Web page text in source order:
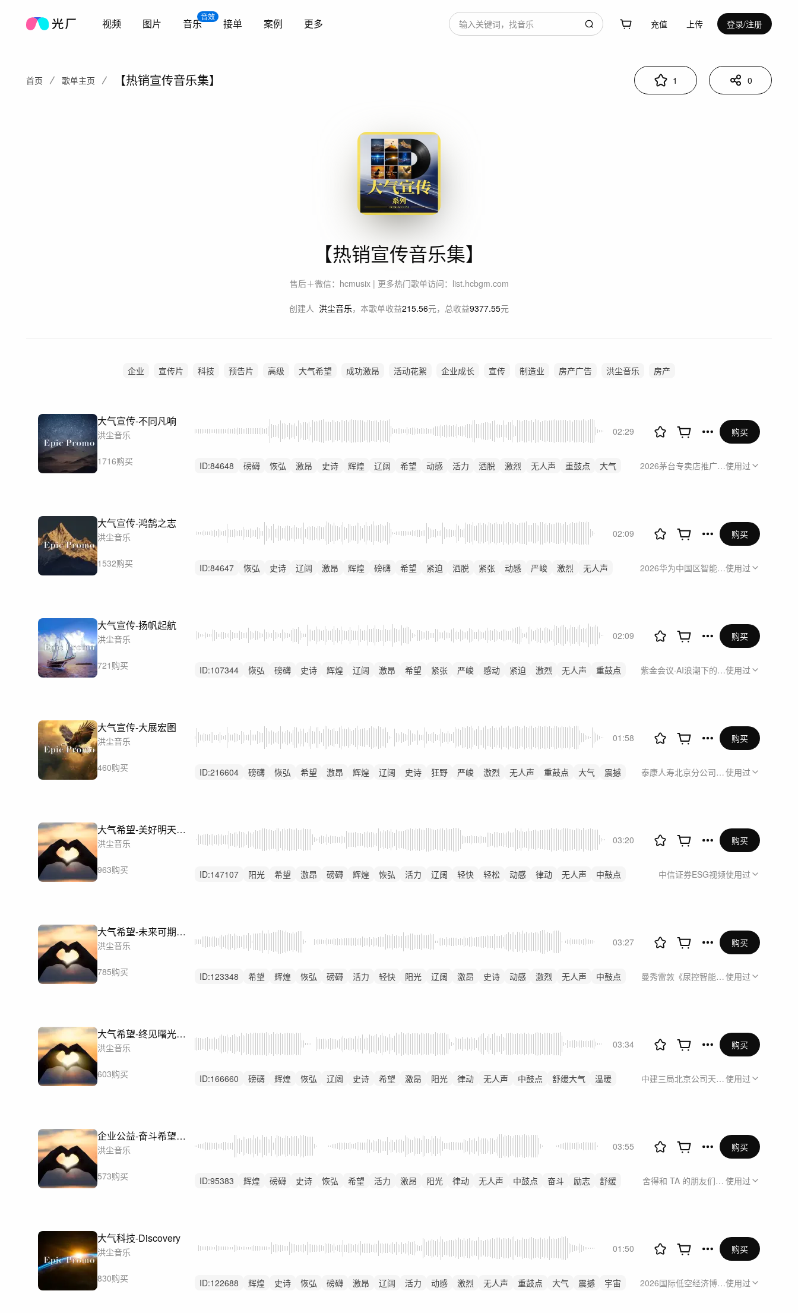
视频 图片
音效
音乐 接单 案例 更多 充值 上传 登录/注册
首页 歌单主页 【热销宣传音乐集】 1 0
【热销宣传音乐集】
售后＋微信：hcmusix | 更多热门歌单访问：list.hcbgm.com
创建人 洪尘音乐， 本歌单收益215.56元，总收益9377.55元
企业 宣传片 科技 预告片 高级 大气希望 成功激昂 活动花絮 企业成长 宣传 制造业 房产广告 洪尘音乐 房产
大气宣传-不同凡响
洪尘音乐
1716购买
02:29
ID:84648 磅礴 恢弘 激昂 史诗 辉煌 辽阔 希望 动感 活力 洒脱 激烈 无人声 重鼓点
大气
购买
2026茅台专卖店推广活动使用过
大气宣传-鸿鹄之志
洪尘音乐
1532购买
02:09
ID:84647 恢弘 史诗 辽阔 激昂 辉煌 磅礴 希望 紧迫 洒脱 紧张 动感 严峻 激烈
无人声
购买
2026华为中国区智能协作短视频运营制作
使用过
大气宣传-扬帆起航
洪尘音乐
721购买
02:09
ID:107344 恢弘 磅礴 史诗 辉煌 辽阔 激昂 希望 紧张 严峻 感动 紧迫 激烈 无人声
重鼓点
购买
紫金会议·AI浪潮下的编程语言:构建可信智
使用过
大气宣传-大展宏图
洪尘音乐
460购买
01:58
ID:216604 磅礴 恢弘 希望 激昂 辉煌 辽阔 史诗 狂野 严峻 激烈 无人声 重鼓点 大气
震撼
购买
泰康人寿北京分公司宣传视频
使用过
大气希望-美好明天（励志温暖积极奋进）
洪尘音乐
963购买
03:20
ID:147107 阳光 希望 激昂 磅礴 辉煌 恢弘 活力 辽阔 轻快 轻松 动感 律动 无人声
中鼓点
购买
中信证券ESG视频使用过
大气希望-未来可期（励志温暖积极奋进）
洪尘音乐
785购买
03:27
ID:123348 希望 辉煌 恢弘 磅礴 活力 轻快 阳光 辽阔 激昂 史诗 动感 激烈 无人声
中鼓点
购买
曼秀雷敦《尿控智能仪 ROHTO乐敦益贴
使用过
大气希望-终见曙光（励志温暖积极奋进）
洪尘音乐
603购买
03:34
ID:166660 磅礴 辉煌 恢弘 辽阔 史诗 希望 激昂 阳光 律动 无人声 中鼓点 舒缓大气
温暖
购买
中建三局北京公司天津分公司进津20周年
使用过
企业公益-奋斗希望励志感动
洪尘音乐
573购买
03:55
ID:95383 辉煌 磅礴 史诗 恢弘 希望 活力 激昂 阳光 律动 无人声 中鼓点 奋斗 励志
舒缓
购买
舍得和 TA 的朋友们系列视频德州篇
使用过
大气科技-Discovery
洪尘音乐
830购买
01:50
ID:122688 辉煌 史诗 恢弘 磅礴 激昂 辽阔 活力 动感 激烈 无人声 重鼓点 大气 震撼
宇宙
购买
2026国际低空经济博览会沃兰特展台视频
使用过